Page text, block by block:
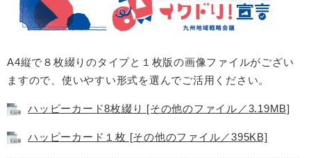
A4縦で８枚綴りのタイプと１枚版の画像ファイルがござい
ますので、使いやすい形式を選んでご活用ください。
ハッピーカード8枚綴り [その他のファイル／3.19MB]
ハッピーカード１枚 [その他のファイル／395KB]